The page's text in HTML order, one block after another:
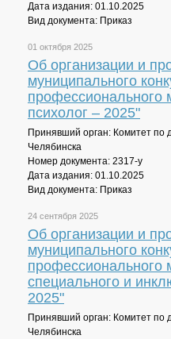
Дата издания: 01.10.2025
Вид документа: Приказ
01 октября 2025
Об организации и
муниципального
профессионального
психолог – 2025"
Принявший орган: Комитет по
Челябинска
Номер документа: 2317-у
Дата издания: 01.10.2025
Вид документа: Приказ
24 сентября 2025
Об организации и
муниципального
профессионального
специального и
2025"
Принявший орган: Комитет по
Челябинска